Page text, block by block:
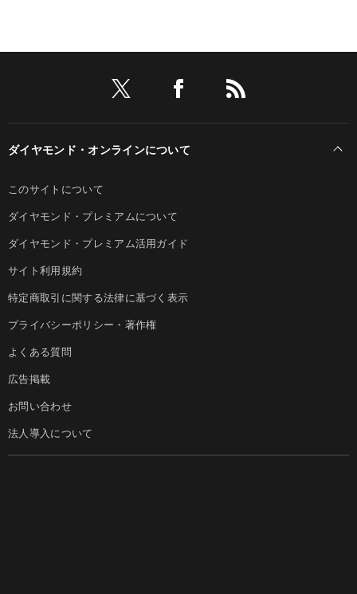
ダイヤモンド・オンラインについて
このサイトについて
ダイヤモンド・プレミアムについて
ダイヤモンド・プレミアム活用ガイド
サイト利用規約
特定商取引に関する法律に基づく表示
プライバシーポリシー・著作権
よくある質問
広告掲載
お問い合わせ
法人導入について